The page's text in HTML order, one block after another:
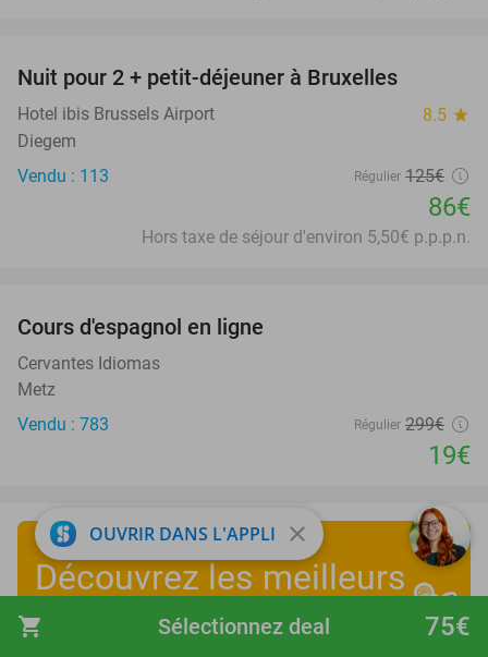
shopping_cart 75€
Sélectionnez deal
Nuit pour 2 + petit-déjeuner à Bruxelles
Hotel ibis Brussels Airport 8.5 star
Diegem
Vendu : 113
Régulier 125€
86€
Hors taxe de séjour d'environ 5,50€ p.p.p.n.
Cours d'espagnol en ligne
Cervantes Idiomas
Metz
Vendu : 783
Régulier 299€
19€
Découvrez les meilleurs
deals des vacances d’été!
OUVRIR DANS L'APPLI close